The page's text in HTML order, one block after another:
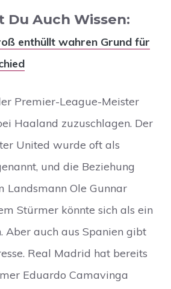
Du Auch Wissen:
enthüllt wahren Grund für
Premier-League-Meister
Haaland zuzuschlagen. Der
United wurde oft als
und die Beziehung
Landsmann Ole Gunnar
Stürmer könnte sich als ein
Aber auch aus Spanien gibt
Real Madrid hat bereits
Eduardo Camavinga